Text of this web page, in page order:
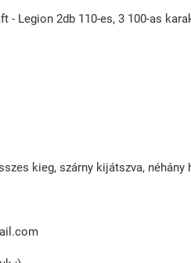
- Legion 2db 110-es, 3 100-as
kieg, szárny kijátszva, néhány